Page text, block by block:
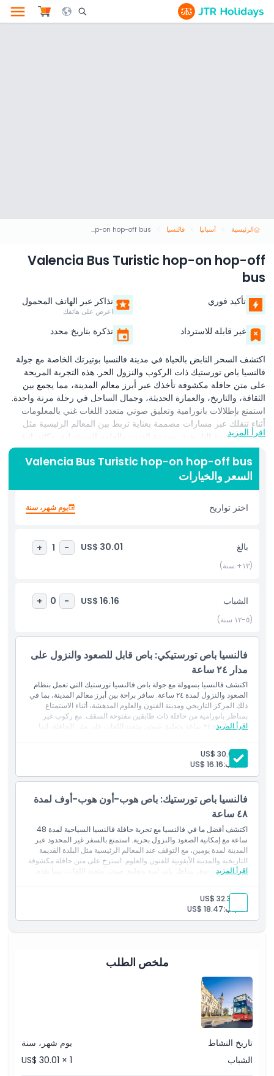
Search Opener Icon
الرئيسية أسبانيا فالنسيا Valencia Bus Turistic hop-on hop-off bus
Valencia Bus Turistic hop-on hop-off
bus
تأكيد فوري تذاكر عبر الهاتف المحمول
اعرض على هاتفك
غير قابلة للاسترداد تذكرة بتاريخ محدد
اكتشف السحر النابض بالحياة في مدينة فالنسيا بوتيرتك الخاصة مع جولة
فالنسيا باص تورستيك ذات الركوب والنزول الحر. هذه التجربة المريحة
على متن حافلة مكشوفة تأخذك عبر أبرز معالم المدينة، مما يجمع بين
الثقافة، والتاريخ، والعمارة الحديثة، وجمال الساحل في رحلة مرنة واحدة.
استمتع بإطلالات بانورامية وتعليق صوتي متعدد اللغات غني بالمعلومات
أثناء تنقلك عبر مسارات مصممة بعناية تربط بين المعالم الرئيسية مثل
المدينة القديمة التاريخية، ومدينة الفنون والعلوم المستقبلية، وكاتدرائية
فالنسيا، والسوق المركزي، والساحل الجميل للبحر الأبيض المتوسط. مع
إمكانية الركوب والنزول غير المحدودة طوال فترة صلاحية تذكرتك، يمكنك
استكشاف كل محطة وقتما تشاء ومتابعة رحلتك على الحافلة التالية
المتاحة. سواء أردت التجول في الساحات الساحرة، أو زيارة المتاحف، أو
التسوق على طول الشوارع الحيوية، أو الاسترخاء قرب الشاطئ، توفر هذه
الخدمة طريقة مريحة وخالية من الإجهاد لتجربة المدينة. الحافلات مجهزة
ممتعة للأزواج، والأسر، والمسافرين المنفردين على حد سواء. إنها مقدمة
مثالية لفالنسيا للزوار لأول مرة الباحثين عن المرونة، والراحة، والإطلالات
الخلابة على المدينة.
أبرز المعالم
سياسة الأطفال والبالغين
ما يجب معرفته
سياسة الإلغاء
اقرأ المزيد
Valencia Bus Turistic hop-on hop-off bus
السعر والخيارات
اختر تواريخ يوم شهر، سنة
بالغ US$ 30.01
-
1
+
(١٣+ سنة)
الشباب US$ 16.16
-
0
+
(٥-١٢ سنة)
فالنسيا باص تورستيكي: باص قابل للصعود والنزول على
مدار ٢٤ ساعة
اكتشف فالنسيا بسهولة مع جولة باص فالنسيا تورستيك التي تعمل بنظام
الصعود والنزول لمدة ٢٤ ساعة. سافر براحة بين أبرز معالم المدينة، بما في
ذلك المركز التاريخي ومدينة الفنون والعلوم المدهشة، أثناء الاستمتاع
بمناظر بانورامية من حافلة ذات طابقين مفتوحة السقف. مع ركوب غير
محدود لمدة ٢٤ ساعة وتعليق صوتي متعدد اللغات على متن الحافلة، إنها
الساحلية حسب وتيرتك الخاصة.
اقرأ المزيد
الشموليات
الوصول على مدار ٢٤ ساعة إلى حافلة فالنسيا هوب أون هوب أوف
دليل صوتي بـ ١٠ لغات مع تعليق وتاريخ حول المعالم السياحية
بالغ:
US$ 30.01
الشباب:US$ 16.16
فالنسيا باص تورستيك: باص هوب-أون هوب-أوف لمدة
٤٨ ساعة
اكتشف أفضل ما في فالنسيا مع تجربة حافلة فالنسيا السياحية لمدة 48
ساعة مع إمكانية الصعود والنزول بحرية. استمتع بالسفر غير المحدود عبر
المدينة لمدة يومين، مع التوقف عند المعالم الرئيسية مثل البلدة القديمة
التاريخية والمدينة الأيقونية للفنون والعلوم. استرخِ على متن حافلة مكشوفة
من مستويين توفر مناظر بانورامية وتعليق صوتي متعدد اللغات، مما يقدم
وساحلها الجميل.
اقرأ المزيد
الشموليات
دخول لمدة ٤٨ ساعة إلى حافلة التوقف والصعود في فالنسيا
بالغ:
US$ 32.32
الشباب:US$ 18.47
ملخص الطلب
تاريخ النشاط
يوم شهر، سنة
الشباب
US$ 30.01 × 1